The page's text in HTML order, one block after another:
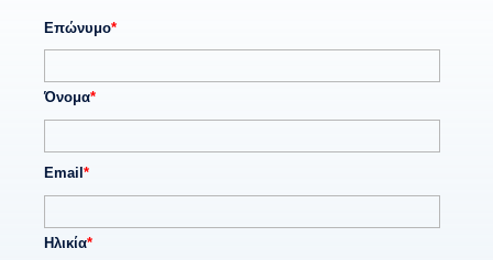
Επώνυμο*
Όνομα*
Email *
Ηλικία*